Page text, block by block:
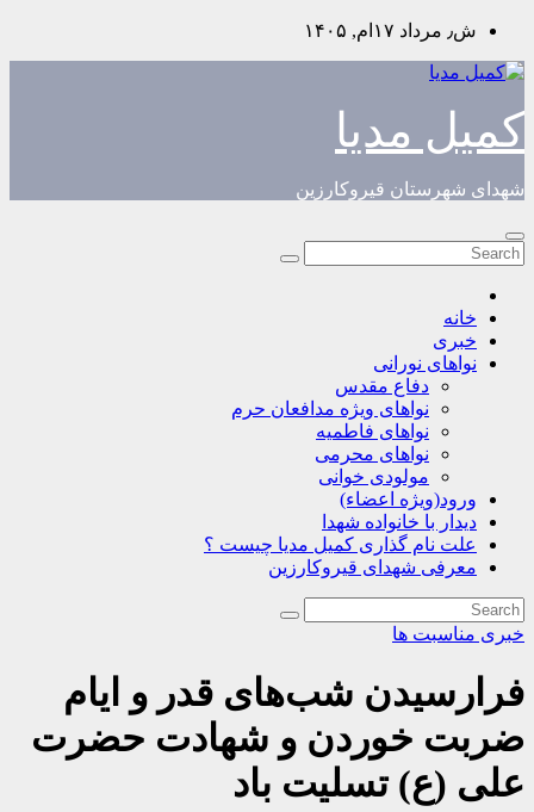
Skip
content
ش٫ مرداد ۱۷ام, ۱۴۰۵
کمیل مدیا
شهدای شهرستان قیروکارزین
خانه
خبری
نواهای نورانی
دفاع مقدس
نواهای ویژه مدافعان حرم
نواهای فاطمیه
نواهای محرمی
مولودی خوانی
ورود(ویژه اعضاء)
دیدار با خانواده شهدا
علت نام گذاری کمیل مدیا چیست ؟
معرفی شهدای قیروکارزین
خبری مناسبت ها
فرارسیدن شب‌های قدر و ایام
ضربت خوردن و شهادت حضرت
علی (ع) تسلیت باد